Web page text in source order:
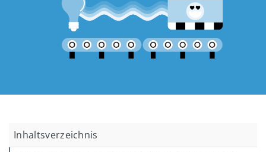
Kontakt
Inhaltsverzeichnis